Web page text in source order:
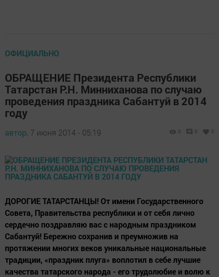
ОФИЦИАЛЬНО
ОБРАЩЕНИЕ Президента Республики
Татарстан Р.Н. Минниханова по случаю
проведения праздника Сабантуй в 2014
году
автор, 7 июня 2014 - 05:19 0 0 0
ДОРОГИЕ ТАТАРСТАНЦЫ! От имени Государственного
Совета, Правительства республики и от себя лично
сердечно поздравляю вас с народным праздником
Сабантуй! Бережно сохранив и преумножив на
протяжении многих веков уникальные национальные
традиции, «праздник плуга» воплотил в себе лучшие
качества татарского народа - его трудолюбие и волю к